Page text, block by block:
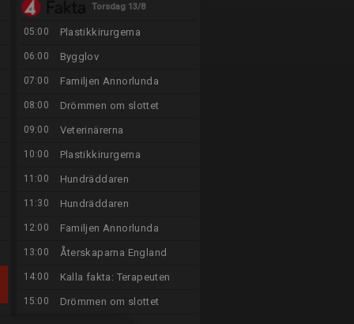
Torsdag 13/8
05:00 Plastikkirurgerna
06:00 Bygglov
07:00 Familjen Annorlunda
08:00 Drömmen om slottet
09:00 Veterinärerna
10:00 Plastikkirurgerna
11:00 Hundräddaren
11:30 Hundräddaren
12:00 Familjen Annorlunda
13:00 Återskaparna England
14:00 Kalla fakta: Terapeuten
15:00 Drömmen om slottet